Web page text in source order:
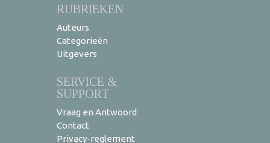
RUBRIEKEN
Auteurs
Categorieën
Uitgevers
SERVICE &
SUPPORT
Vraag en Antwoord
Contact
Privacy-reglement